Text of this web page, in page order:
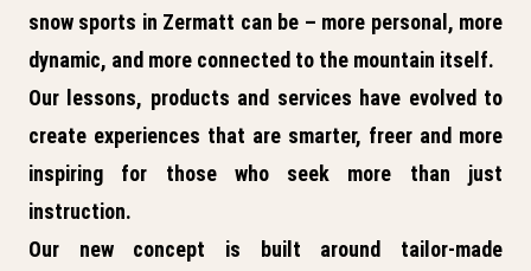
snow sports in Zermatt can be – more personal, more
dynamic, and more connected to the mountain itself.
Our lessons, products and services have evolved to
create experiences that are smarter, freer and more
inspiring for those who seek more than just
instruction.
Our new concept is built around tailor-made